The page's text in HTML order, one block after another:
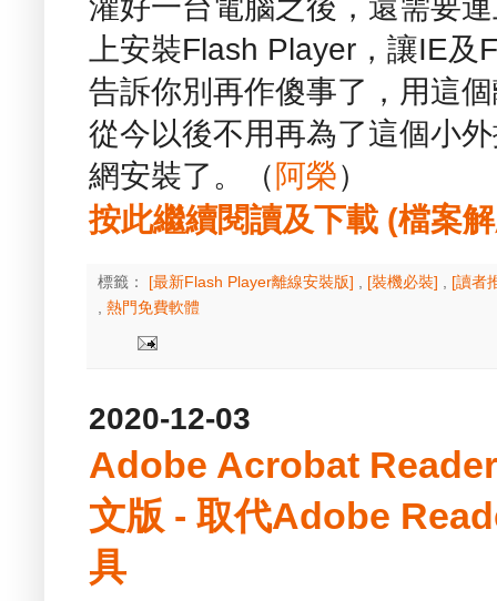
上安裝Flash Player，讓IE
告訴你別再作傻事了，用這
從今以後不用再為了這個小
網安裝了。（ 阿榮）
按此繼續閱讀及下載 (檔案
標籤： [最新Flash Player離線安裝版] [裝機必裝]
[讀者
熱門免費軟體
2020-12-03
Adobe Acrobat
文版 - 取代Adobe
具